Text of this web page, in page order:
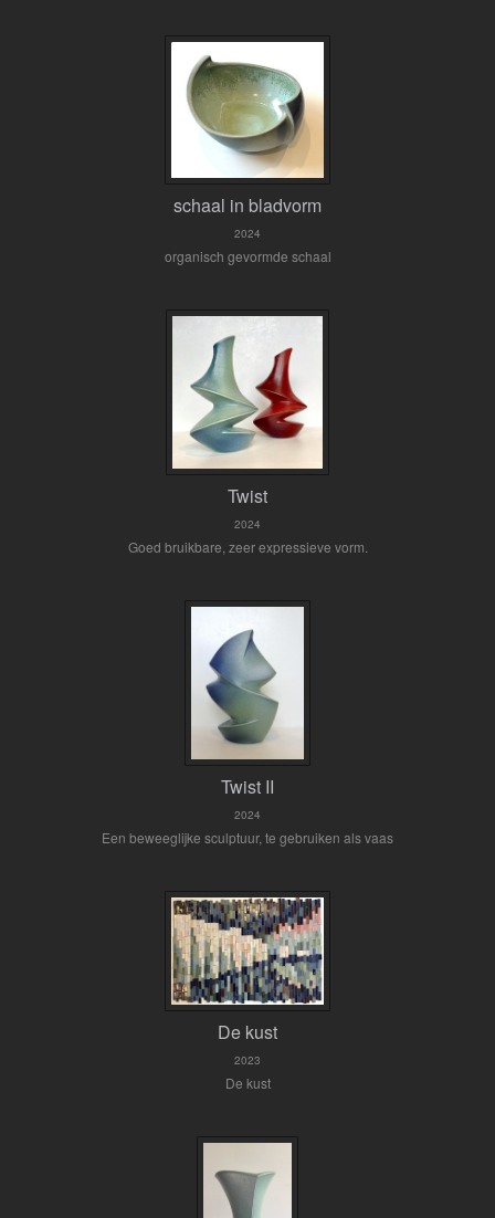
schaal in bladvorm
2024
organisch gevormde schaal
Twist
2024
Goed bruikbare, zeer expressieve vorm.
Twist II
2024
Een beweeglijke sculptuur, te gebruiken als vaas
De kust
2023
De kust